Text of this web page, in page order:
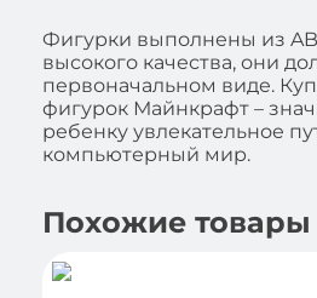
Фигурки выполнены из
высокого качества, они
первоначальном виде.
фигурок Майнкрафт –
ребенку увлекательное
компьютерный мир.
Похожие товары